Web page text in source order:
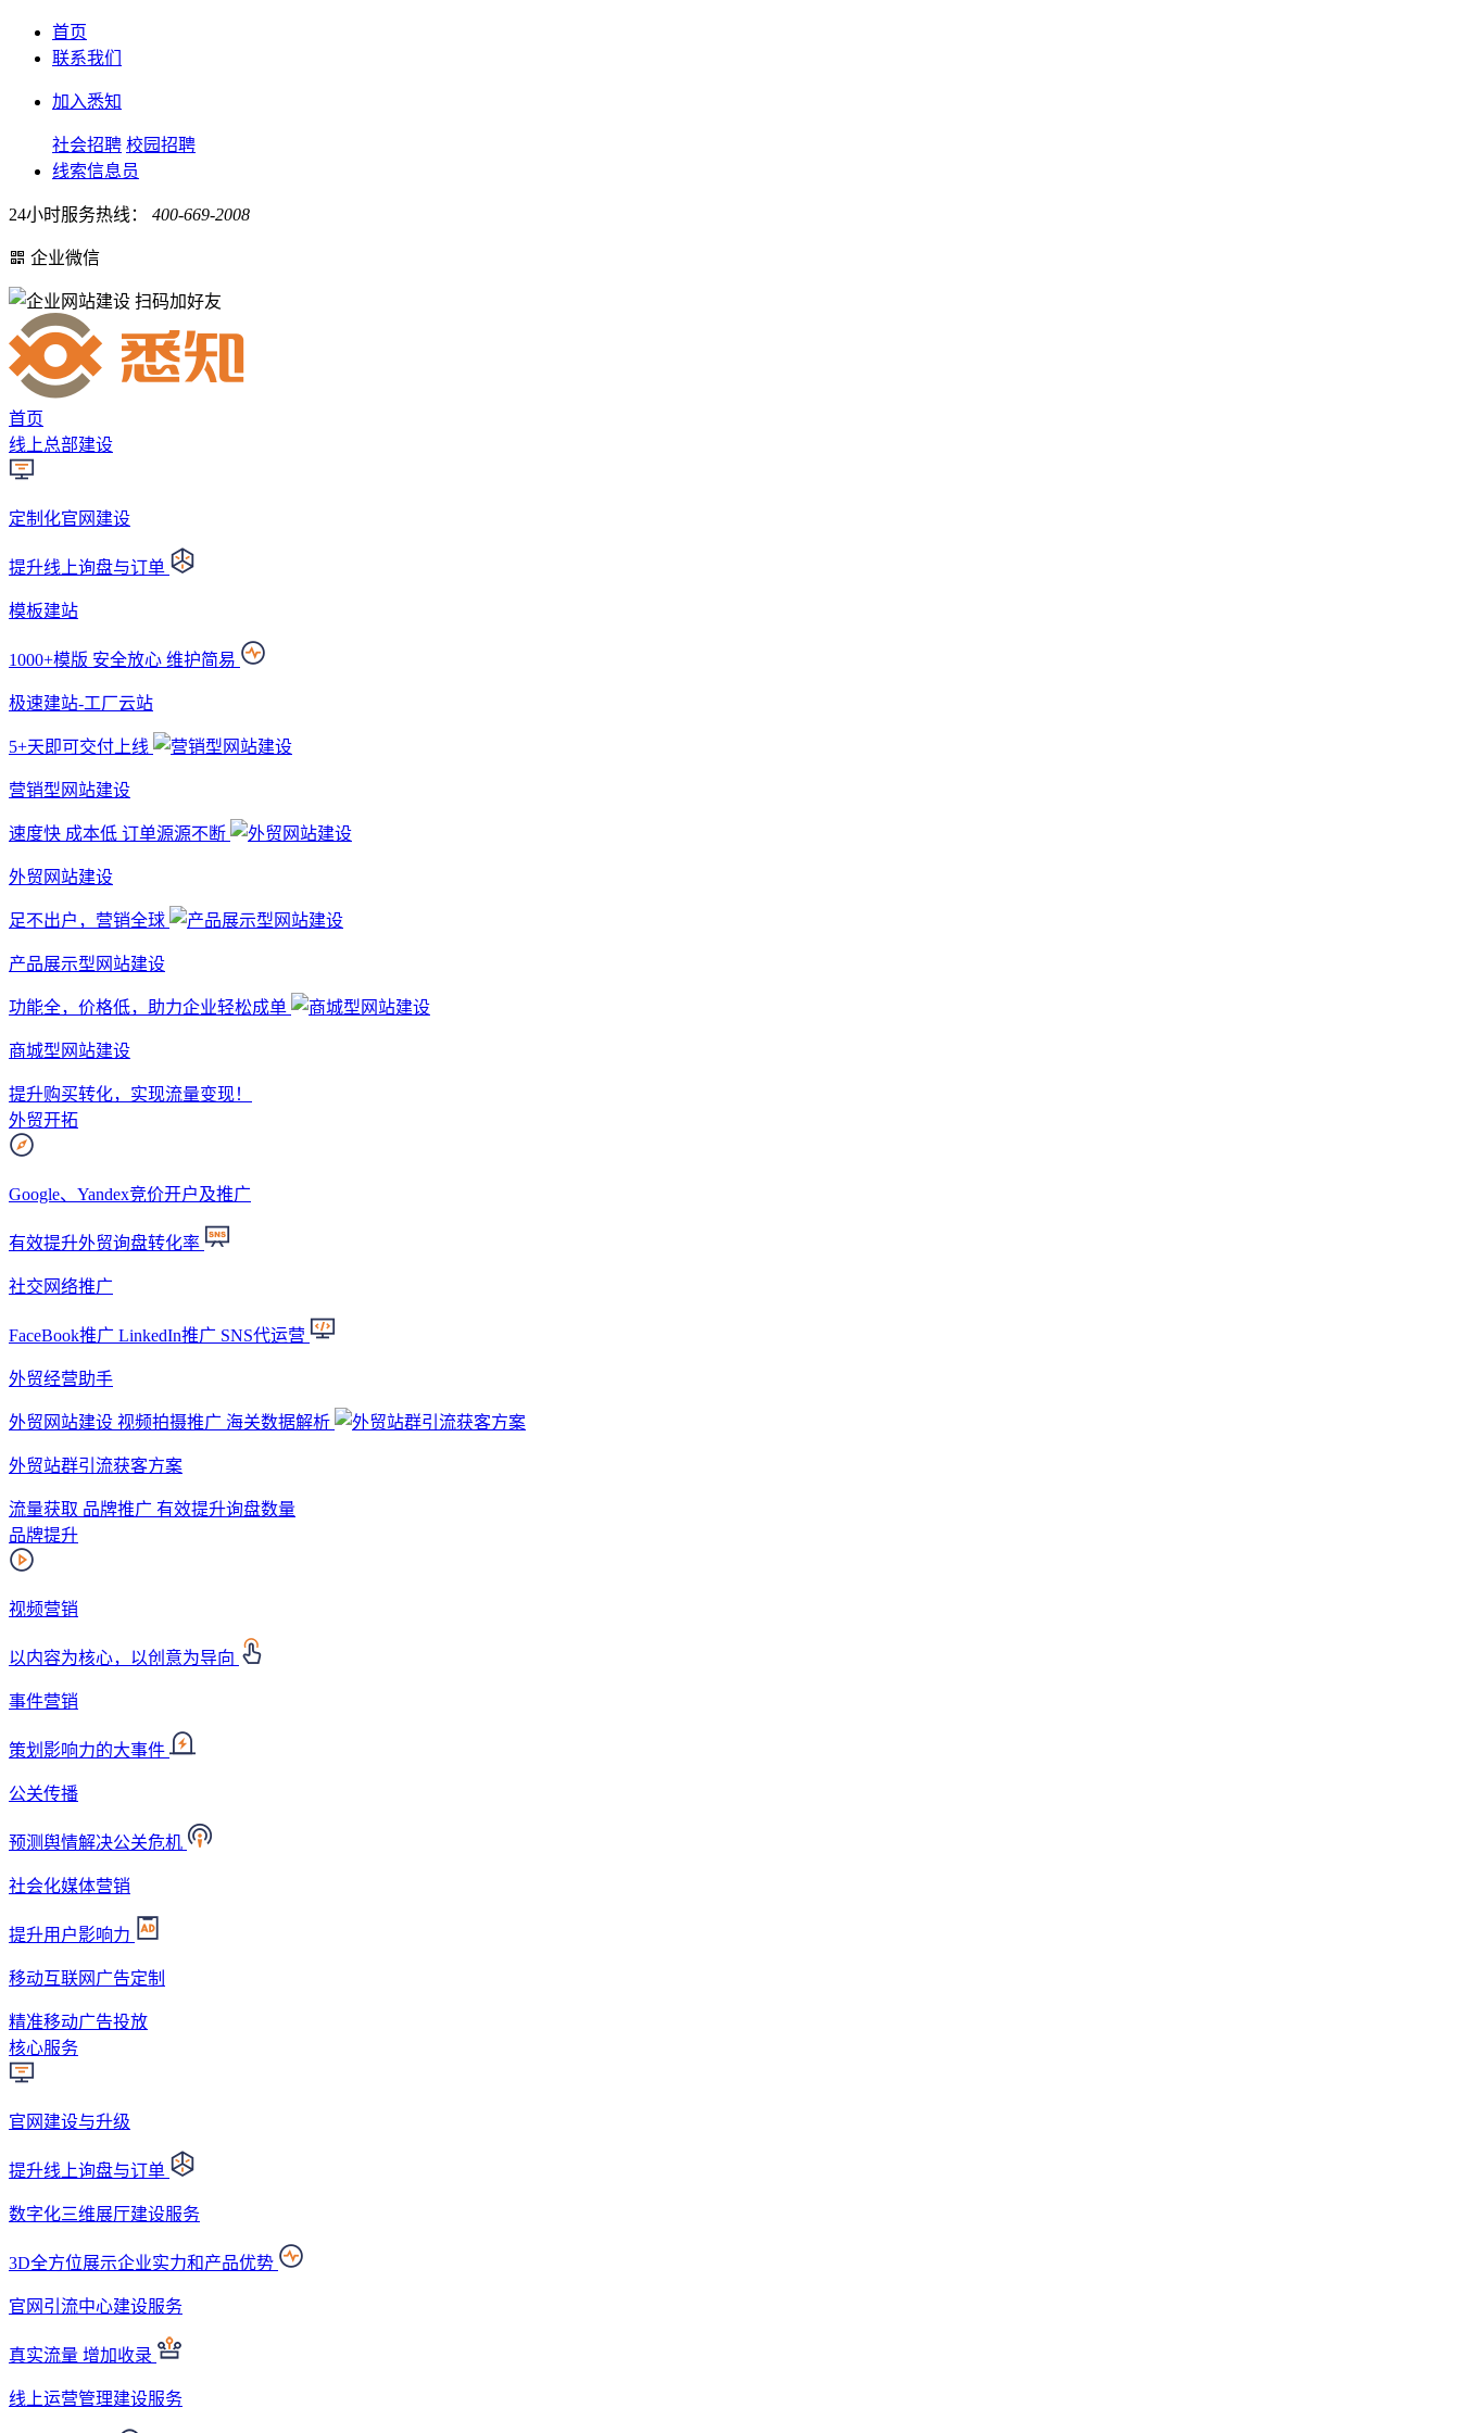
首页
联系我们
加入悉知
社会招聘 校园招聘
线索信息员
24小时服务热线： 400-669-2008
企业微信
扫码加好友
首页
线上总部建设
定制化官网建设
提升线上询盘与订单
模板建站
1000+模版 安全放心 维护简易
极速建站-工厂云站
5+天即可交付上线
营销型网站建设
速度快 成本低 订单源源不断
外贸网站建设
足不出户，营销全球
产品展示型网站建设
功能全，价格低，助力企业轻松成单
商城型网站建设
提升购买转化，实现流量变现！
外贸开拓
Google、Yandex竞价开户及推广
有效提升外贸询盘转化率
社交网络推广
FaceBook推广 LinkedIn推广 SNS代运营
外贸经营助手
外贸网站建设 视频拍摄推广 海关数据解析
外贸站群引流获客方案
流量获取 品牌推广 有效提升询盘数量
品牌提升
视频营销
以内容为核心，以创意为导向
事件营销
策划影响力的大事件
公关传播
预测舆情解决公关危机
社会化媒体营销
提升用户影响力
移动互联网广告定制
精准移动广告投放
核心服务
官网建设与升级
提升线上询盘与订单
数字化三维展厅建设服务
3D全方位展示企业实力和产品优势
官网引流中心建设服务
真实流量 增加收录
线上运营管理建设服务